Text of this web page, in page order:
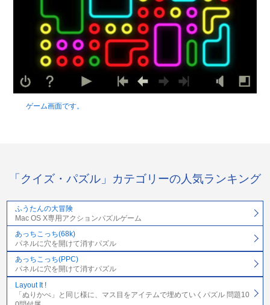
ゲーム画面です。
「クイズ・パズル」カテゴリーの人気ランキング
ふうたんの大冒険
Mac OS X専用アクションパズルゲーム
あっちこっち(68k)
パネルに穴を開けて消すパズル
あっちこっち(PPC)
パネルに穴を開けて消すパズル
Layout It !
「ぬりかべ」と同じ様に、マス目をアイテムで埋めていくパズル 問題10